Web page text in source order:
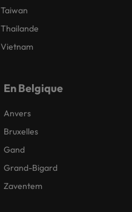
Taiwan
Thailande
Vietnam
En Belgique
Anvers
Bruxelles
Gand
Grand-Bigard
Zaventem